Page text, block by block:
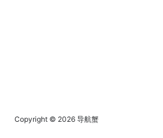
Copyright © 2026 导航蟹